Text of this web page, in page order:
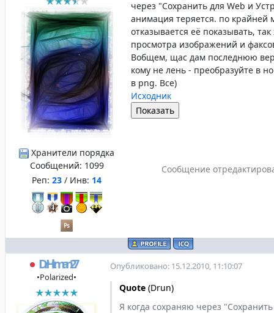
Хранители порядка
Сообщений: 1099
Реп: 23 / Инв: 14
через "Сохранить для Web и
анимация теряется. по крайней
отказывается её показывать,
просмотра изображений и
Вобщем, щас дам последнюю
кому не лень - преобразуйте в
в png. Все)
Исходник
Сообщение
DrHitman27
•Polarized•
Опубликовано: 15.12.2010, 11:10:07
Quote (Drun)
Я когда сохраняю через